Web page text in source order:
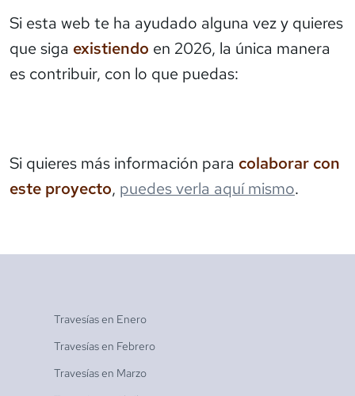
Si esta web te ha ayudado alguna vez y quieres
que siga existiendo en 2026, la única manera
es contribuir, con lo que puedas:
Si quieres más información para colaborar con
este proyecto, puedes verla aquí mismo.
Travesías en Enero
Travesías en Febrero
Travesías en Marzo